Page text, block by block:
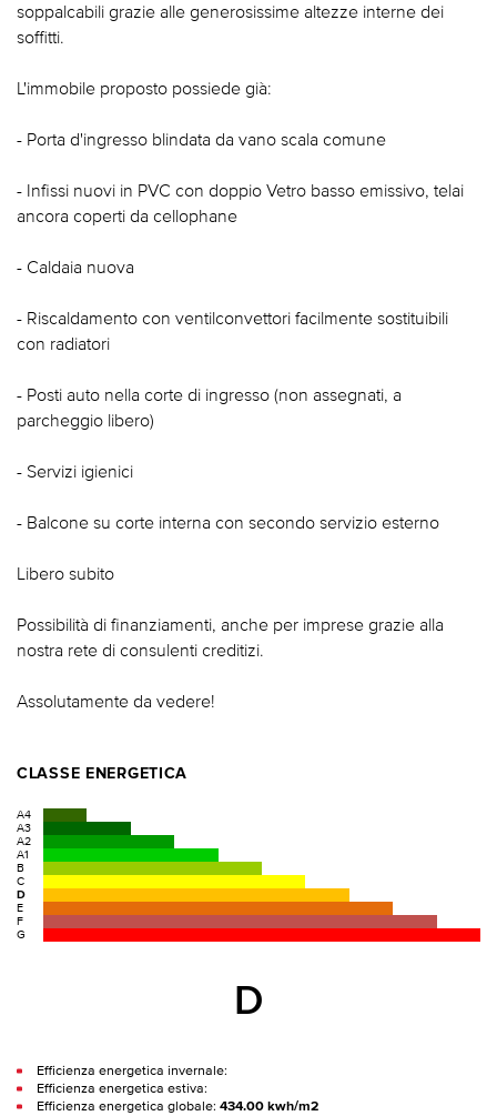
soppalcabili grazie alle generosissime altezze interne dei
soffitti.
L'immobile proposto possiede già:
- Porta d'ingresso blindata da vano scala comune
- Infissi nuovi in PVC con doppio Vetro basso emissivo, telai
ancora coperti da cellophane
- Caldaia nuova
- Riscaldamento con ventilconvettori facilmente sostituibili
con radiatori
- Posti auto nella corte di ingresso (non assegnati, a
parcheggio libero)
- Servizi igienici
- Balcone su corte interna con secondo servizio esterno
Libero subito
Possibilità di finanziamenti, anche per imprese grazie alla
nostra rete di consulenti creditizi.
Assolutamente da vedere!
CLASSE ENERGETICA
A4
A3
A2
A1
B
C
D
E
F
G
D
Efficienza energetica invernale:
Efficienza energetica estiva:
Efficienza energetica globale: 434.00 kwh/m2